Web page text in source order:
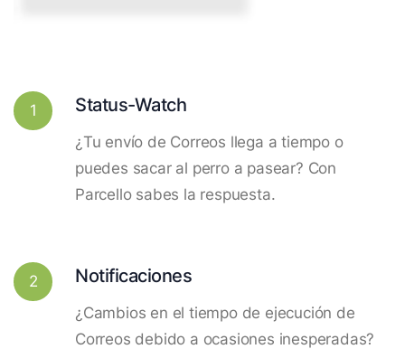
1 Status-Watch
¿Tu envío de Correos llega a tiempo o
puedes sacar al perro a pasear? Con
Parcello sabes la respuesta.
2 Notificaciones
¿Cambios en el tiempo de ejecución de
Correos debido a ocasiones inesperadas?